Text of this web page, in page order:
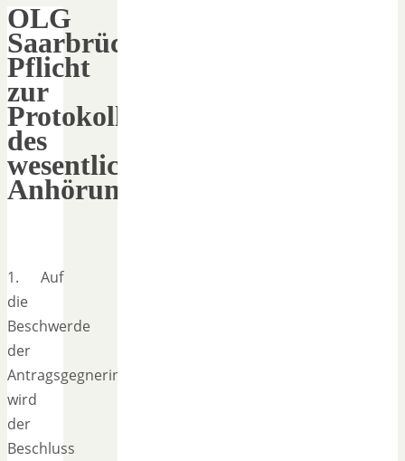
OLG
Saarbrücken:
Pflicht
zur
Protokollierung
des
wesentlichen
Anhörungsinhaltes
1. Auf
die
Beschwerde
der
Antragsgegnerin
wird
der
Beschluss